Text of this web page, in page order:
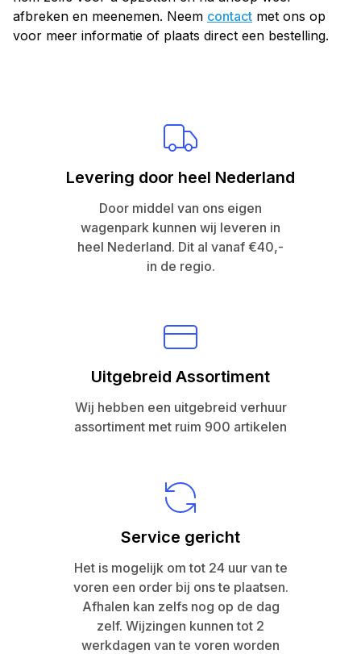
afbreken en meenemen. Neem contact met ons op
voor meer informatie of plaats direct een bestelling.
Levering door heel Nederland
Door middel van ons eigen
wagenpark kunnen wij leveren in
heel Nederland. Dit al vanaf €40,-
in de regio.
Uitgebreid Assortiment
Wij hebben een uitgebreid verhuur
assortiment met ruim 900 artikelen
Service gericht
Het is mogelijk om tot 24 uur van te
voren een order bij ons te plaatsen.
Afhalen kan zelfs nog op de dag
zelf. Wijzingen kunnen tot 2
werkdagen van te voren worden